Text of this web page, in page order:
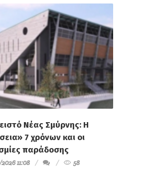
Νέας Σμύρνης: Η
7 χρόνων και οι
παράδοσης
11:08 58